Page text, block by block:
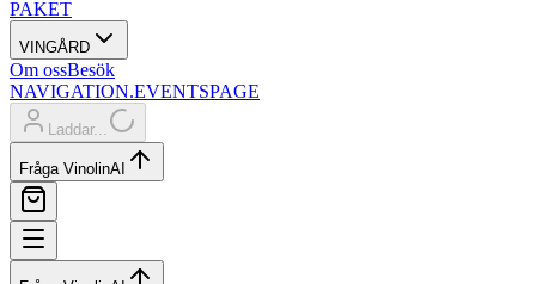
PAKET
VINGÅRD
Om ossBesök
NAVIGATION.EVENTSPAGE
Laddar...
Fråga VinolinAI